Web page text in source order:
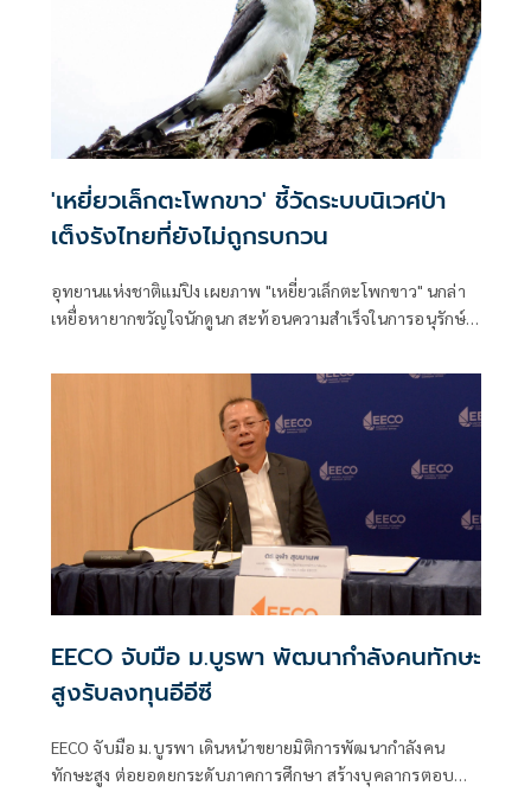
'เหยี่ยวเล็กตะโพกขาว' ชี้วัดระบบนิเวศป่า
เต็งรังไทยที่ยังไม่ถูกรบกวน
อุทยานแห่งชาติแม่ปิง เผยภาพ "เหยี่ยวเล็กตะโพกขาว" นกล่า
เหยื่อหายากขวัญใจนักดูนก สะท้อนความสำเร็จในการอนุรักษ์
EECO จับมือ ม.บูรพา พัฒนากำลังคนทักษะ
สูงรับลงทุนอีอีซี
EECO จับมือ ม.บูรพา เดินหน้าขยายมิติการพัฒนากำลังคน
ทักษะสูง ต่อยอดยกระดับภาคการศึกษา สร้างบุคลากรตอบ